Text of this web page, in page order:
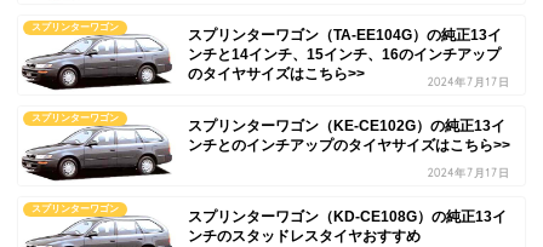
スプリンターワゴン
スプリンターワゴン（TA-EE104G）の純正13イ
ンチと14インチ、15インチ、16のインチアップ
のタイヤサイズはこちら>>
2024年7月17日
スプリンターワゴン
スプリンターワゴン（KE-CE102G）の純正13イ
ンチとのインチアップのタイヤサイズはこちら>>
2024年7月17日
スプリンターワゴン
スプリンターワゴン（KD-CE108G）の純正13イ
ンチのスタッドレスタイヤおすすめ